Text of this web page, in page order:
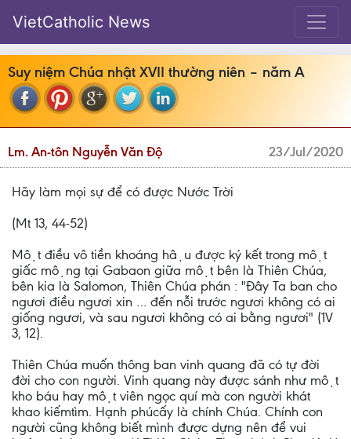
VietCatholic News
Suy niệm Chúa nhật XVII thường niên – năm A
Lm. An-tôn Nguyễn Văn Độ 23/Jul/2020
Hãy làm mọi sự để có được Nước Trời
(Mt 13, 44-52)
Một điều vô tiền khoáng hậu được ký kết trong một
giấc mộng tại Gabaon giữa một bên là Thiên Chúa,
bên kia là Salomon, Thiên Chúa phán : "Đây Ta ban cho
ngươi điều ngươi xin … đến nỗi trước ngươi không có ai
giống ngươi, và sau ngươi không có ai bằng ngươi" (1V
3, 12).
Thiên Chúa muốn thông ban vinh quang đã có tự đời
đời cho con người. Vinh quang này được sánh như một
kho báu hay một viên ngọc quí mà con người khát
khao kiếmtìm. Hạnh phúcấy là chính Chúa. Chính con
người cũng không biết mình được dựng nên để vui